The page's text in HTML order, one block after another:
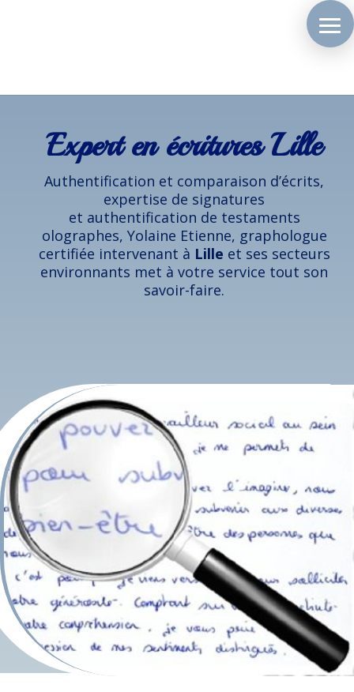
Expert en écritures Lille
Authentification et comparaison d’écrits,
expertise de signatures
et authentification de testaments
olographes, Yolaine Etienne, graphologue
certifiée intervenant à Lille et ses secteurs
environnants met à votre service tout son
savoir-faire.